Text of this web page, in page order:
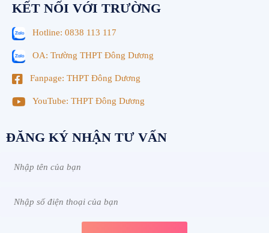
KẾT NỐI VỚI TRƯỜNG
Hotline: 0838 113 117
OA: Trường THPT Đông Dương
Fanpage: THPT Đông Dương
YouTube: THPT Đông Dương
ĐĂNG KÝ NHẬN TƯ VẤN